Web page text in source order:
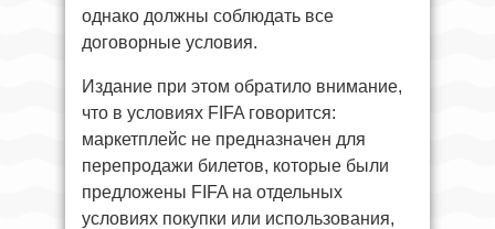
однако должны соблюдать все
договорные условия.
Издание при этом обратило внимание,
что в условиях FIFA говорится:
маркетплейс не предназначен для
перепродажи билетов, которые были
предложены FIFA на отдельных
условиях покупки или использования,